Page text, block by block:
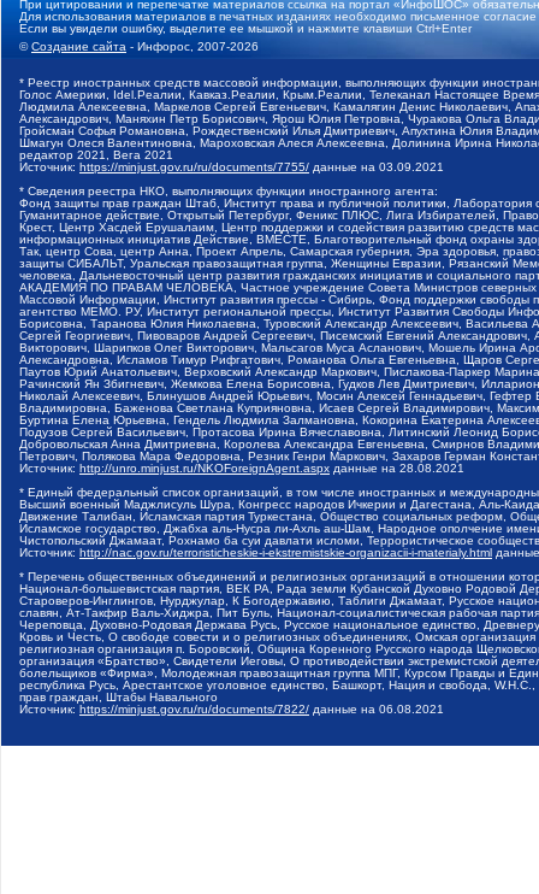
При цитировании и перепечатке материалов ссылка на портал «ИнфоШОС»
Для использования материалов в печатных изданиях необходимо письменное
Если вы увидели ошибку, выделите ее мышкой и нажмите клавиши Ctrl+Enter
©Создание сайта - Инфорос, 2007-2026
* Реестр иностранных средств массовой информации, выполняющих функции
Голос Америки, Idel.Реалии, Кавказ.Реалии, Крым.Реалии, Телеканал Настоящее
Людмила Алексеевна, Маркелов Сергей Евгеньевич, Камалягин Денис Николаевич,
Александрович, Маняхин Петр Борисович, Ярош Юлия Петровна, Чуракова Ольга
Гройсман Софья Романовна, Рождественский Илья Дмитриевич, Апухтина Юлия
Шмагун Олеся Валентиновна, Мароховская Алеся Алексеевна, Долинина Ирина
редактор 2021, Вега 2021
Источник: https://minjust.gov.ru/ru/documents/7755/ данные на 03.09.2021
* Сведения реестра НКО, выполняющих функции иностранного агента:
Фонд защиты прав граждан Штаб, Институт права и публичной политики,
Гуманитарное действие, Открытый Петербург, Феникс ПЛЮС, Лига Избирателей,
Крест, Центр Хасдей Ерушалаим, Центр поддержки и содействия развитию средств
информационных инициатив Действие, ВМЕСТЕ, Благотворительный фонд охраны
Так, центр Сова, центр Анна, Проект Апрель, Самарская губерния, Эра здоровья,
защиты СИБАЛЬТ, Уральская правозащитная группа, Женщины Евразии, Рязанский
человека, Дальневосточный центр развития гражданских инициатив и социального
АКАДЕМИЯ ПО ПРАВАМ ЧЕЛОВЕКА, Частное учреждение Совета Министров северных
Массовой Информации, Институт развития прессы - Сибирь, Фонд поддержки
агентство МЕМО. РУ, Институт региональной прессы, Институт Развития Свободы
Борисовна, Таранова Юлия Николаевна, Туровский Александр Алексеевич,
Сергей Георгиевич, Пивоваров Андрей Сергеевич, Писемский Евгений
Викторович, Шарипков Олег Викторович, Мальсагов Муса Асланович, Мошель Ирина
Александровна, Исламов Тимур Рифгатович, Романова Ольга Евгеньевна, Щаров
Паутов Юрий Анатольевич, Верховский Александр Маркович, Пислакова-Паркер
Рачинский Ян Збигневич, Жемкова Елена Борисовна, Гудков Лев Дмитриевич,
Николай Алексеевич, Блинушов Андрей Юрьевич, Мосин Алексей Геннадьевич,
Владимировна, Баженова Светлана Куприяновна, Исаев Сергей Владимирович,
Буртина Елена Юрьевна, Гендель Людмила Залмановна, Кокорина Екатерина
Подузов Сергей Васильевич, Протасова Ирина Вячеславовна, Литинский Леонид
Добровольская Анна Дмитриевна, Королева Александра Евгеньевна, Смирнов
Петрович, Полякова Мара Федоровна, Резник Генри Маркович, Захаров Герман
Источник: http://unro.minjust.ru/NKOForeignAgent.aspx данные на 28.08.2021
* Единый федеральный список организаций, в том числе иностранных и
Высший военный Маджлисуль Шура, Конгресс народов Ичкерии и Дагестана, Аль-
Движение Талибан, Исламская партия Туркестана, Общество социальных реформ,
Исламское государство, Джабха аль-Нусра ли-Ахль аш-Шам, Народное ополчение
Чистопольский Джамаат, Рохнамо ба суи давлати исломи, Террористическое
Источник: http://nac.gov.ru/terroristicheskie-i-ekstremistskie-organizacii-i-materialy.html
* Перечень общественных объединений и религиозных организаций в отношении
Национал-большевистская партия, ВЕК РА, Рада земли Кубанской Духовно Родовой
Староверов-Инглингов, Нурджулар, К Богодержавию, Таблиги Джамаат, Русское
славян, Ат-Такфир Валь-Хиджра, Пит Буль, Национал-социалистическая рабочая
Череповца, Духовно-Родовая Держава Русь, Русское национальное единство,
Кровь и Честь, О свободе совести и о религиозных объединениях, Омская
религиозная организация п. Боровский, Община Коренного Русского народа
организация «Братство», Свидетели Иеговы, О противодействии экстремистской
болельщиков «Фирма», Молодежная правозащитная группа МПГ, Курсом Правды и
республика Русь, Арестантское уголовное единство, Башкорт, Нация и свобода,
прав граждан, Штабы Навального
Источник: https://minjust.gov.ru/ru/documents/7822/ данные на 06.08.2021